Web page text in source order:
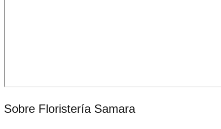
Sobre Floristería Samara